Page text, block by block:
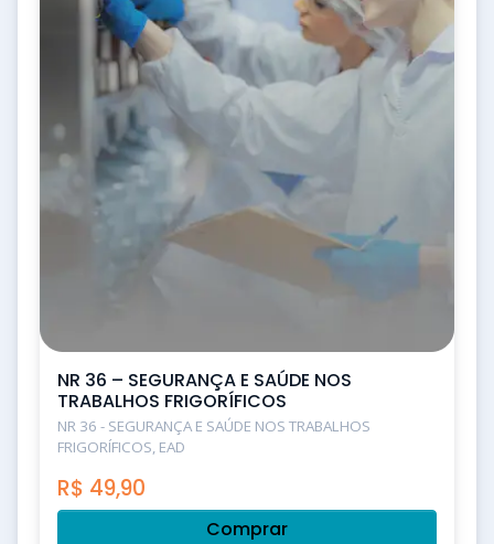
NR 36 – SEGURANÇA E SAÚDE NOS
TRABALHOS FRIGORÍFICOS
NR 36 - SEGURANÇA E SAÚDE NOS TRABALHOS
FRIGORÍFICOS, EAD
R$ 49,90
Comprar